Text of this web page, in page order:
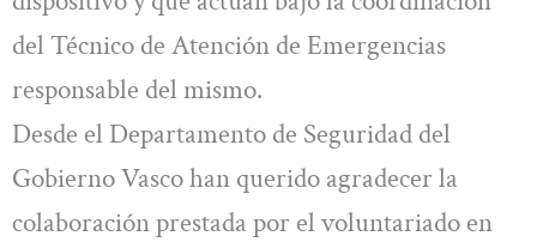
del Técnico de Atención de Emergencias
responsable del mismo.
Desde el Departamento de Seguridad del
Gobierno Vasco han querido agradecer la
colaboración prestada por el voluntariado en